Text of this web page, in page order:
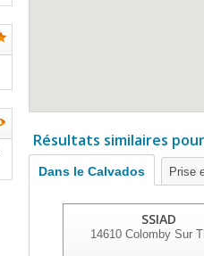
Résultats similaires
Dans le Calvados Prise
SSIAD
14610Colomby Sur